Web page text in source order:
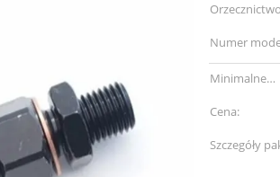
Numer
Minimalne
zamówienie:
Cena:
Szczegóły